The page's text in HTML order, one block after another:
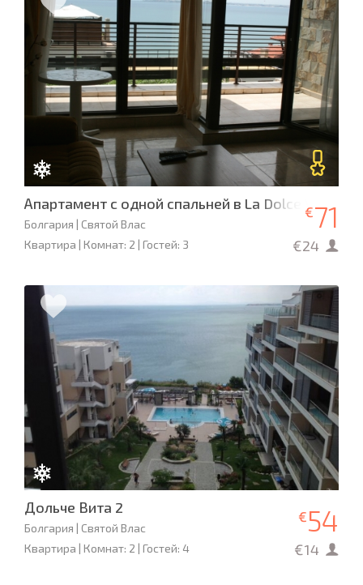
Апартамент с одной спальней в La Dolce Vita
Болгария | Святой Влас
Квартира | Комнат: 2 | Гостей: 3
€71
€24
Дольче Вита 2
Болгария | Святой Влас
Квартира | Комнат: 2 | Гостей: 4
€54
€14